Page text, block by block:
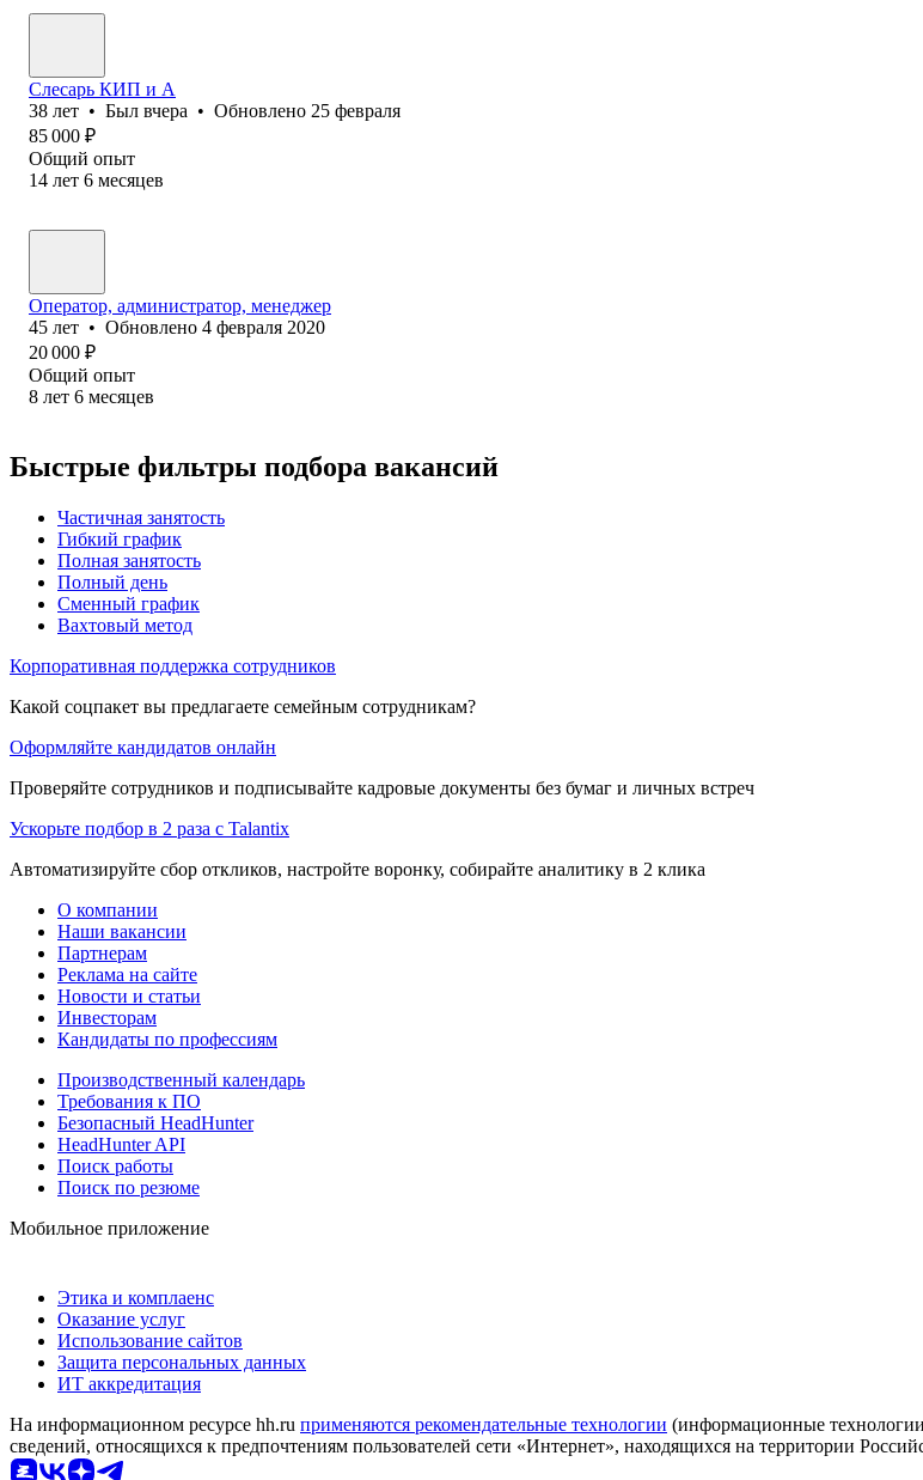
Слесарь КИП и А
38 лет • Был вчера • Обновлено 25 февраля
85 000 ₽
Общий опыт
14 лет 6 месяцев
Оператор, администратор, менеджер
45 лет • Обновлено 4 февраля 2020
20 000 ₽
Общий опыт
8 лет 6 месяцев
Быстрые фильтры подбора вакансий
Частичная занятость
Гибкий график
Полная занятость
Полный день
Сменный график
Вахтовый метод
Корпоративная поддержка сотрудников
Какой соцпакет вы предлагаете семейным сотрудникам?
Оформляйте кандидатов онлайн
Проверяйте сотрудников и подписывайте кадровые документы без бумаг и личных встреч
Ускорьте подбор в 2 раза с Talantix
Автоматизируйте сбор откликов, настройте воронку, собирайте аналитику в 2 клика
О компании
Наши вакансии
Партнерам
Реклама на сайте
Новости и статьи
Инвесторам
Кандидаты по профессиям
Производственный календарь
Требования к ПО
Безопасный HeadHunter
HeadHunter API
Поиск работы
Поиск по резюме
Мобильное приложение
Этика и комплаенс
Оказание услуг
Использование сайтов
Защита персональных данных
ИТ аккредитация
На информационном ресурсе hh.ru применяются рекомендательные технологии (информационные
сведений, относящихся к предпочтениям пользователей сети «Интернет», находящихся на территории